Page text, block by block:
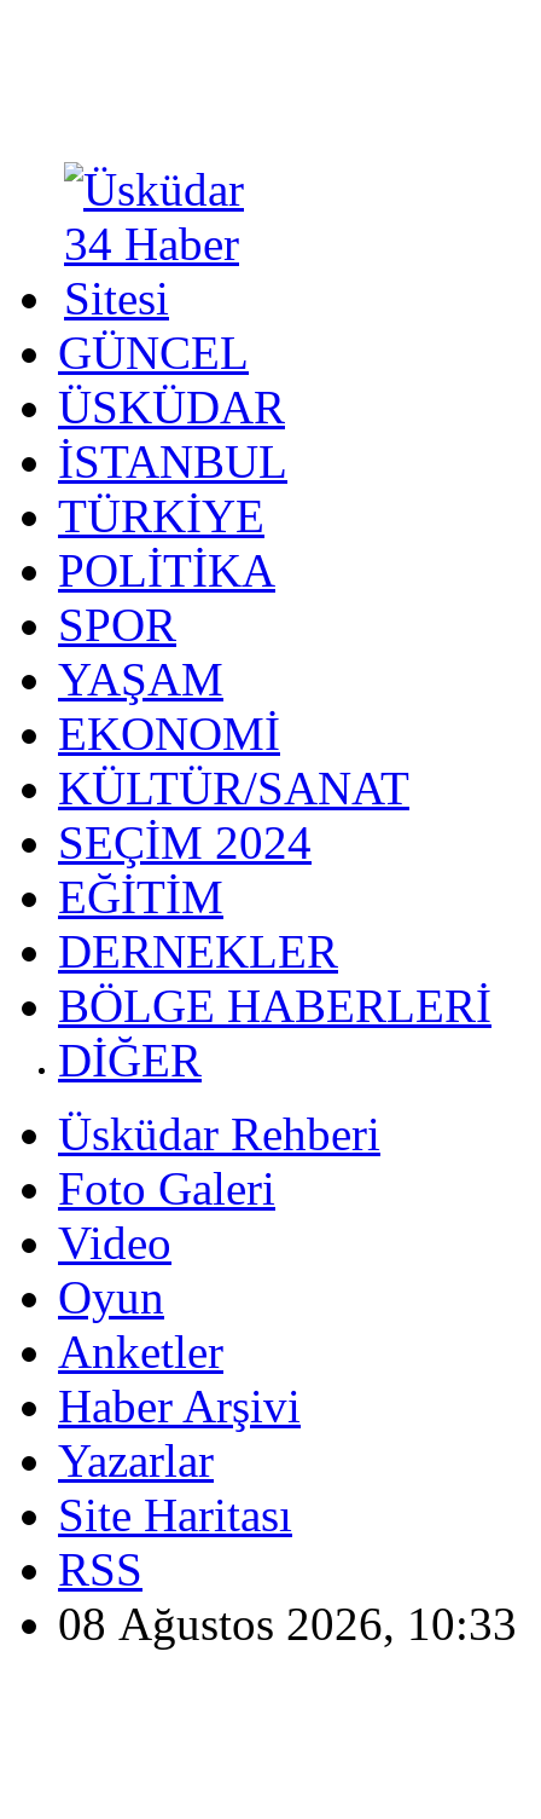
GÜNCEL
ÜSKÜDAR
İSTANBUL
TÜRKİYE
POLİTİKA
SPOR
YAŞAM
EKONOMİ
KÜLTÜR/SANAT
SEÇİM 2024
EĞİTİM
DERNEKLER
BÖLGE HABERLERİ
DİĞER
Üsküdar Rehberi
Foto Galeri
Video
Oyun
Anketler
Haber Arşivi
Yazarlar
Site Haritası
RSS
08 Ağustos 2026, 10:33